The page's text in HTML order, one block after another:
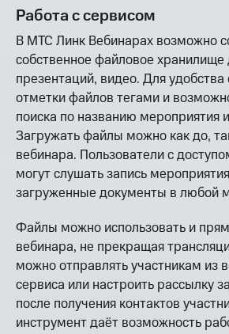
Работа с сервисом
В МТС Линк Вебинарах возможно
собственное файловое
презентаций, видео. Для удобства
отметки файлов тегами и
поиска по названию мероприятия
Загружать файлы можно как до,
вебинара. Пользователи с
могут слушать запись
загруженные документы в любой
Файлы можно использовать и
вебинара, не прекращая
можно отправлять участникам из
сервиса или настроить рассылку
после получения контактов
инструмент даёт возможность